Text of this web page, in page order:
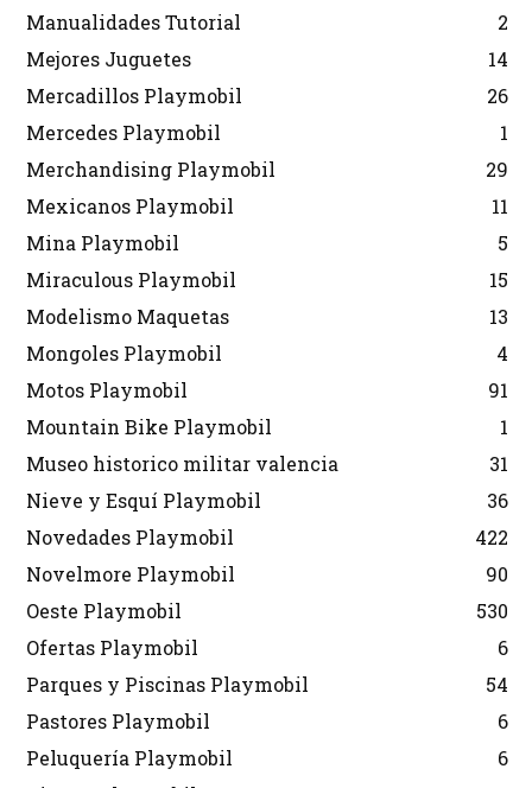
Manualidades Tutorial
2
Mejores Juguetes
14
Mercadillos Playmobil
26
Mercedes Playmobil
1
Merchandising Playmobil
29
Mexicanos Playmobil
11
Mina Playmobil
5
Miraculous Playmobil
15
Modelismo Maquetas
13
Mongoles Playmobil
4
Motos Playmobil
91
Mountain Bike Playmobil
1
Museo historico militar valencia
31
Nieve y Esquí Playmobil
36
Novedades Playmobil
422
Novelmore Playmobil
90
Oeste Playmobil
530
Ofertas Playmobil
6
Parques y Piscinas Playmobil
54
Pastores Playmobil
6
Peluquería Playmobil
6